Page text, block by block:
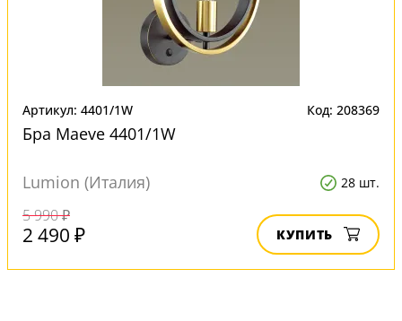
Артикул: 4401/1W Код: 208369
Бра Maeve 4401/1W
Lumion (Италия) 28 шт.
5 990 ₽
2 490 ₽ КУПИТЬ